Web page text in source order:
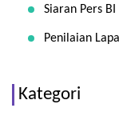
Siaran Pers
Penilaian
Kategori